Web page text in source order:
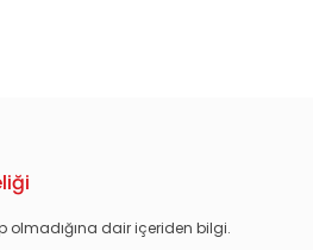
olmadığına dair içeriden bilgi.